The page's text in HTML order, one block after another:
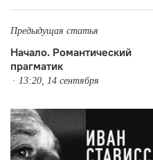
Предыдущая статья
Начало. Романтический
прагматик
13:20, 14 сентября